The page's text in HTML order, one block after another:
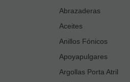
Abrazaderas
Aceites
Anillos Fónicos
Apoyapulgares
Argollas Porta Atril